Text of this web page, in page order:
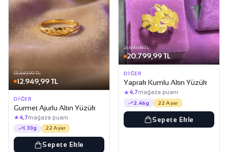
13.449,99 TL
12.949,99 TL
DIĞER
Gurmet Ajurlu Altın Yüzük
★4,7mağaza puanı
1.33g 22 Ayar
Sepete Ekle
21.599,99 TL
20.799,99 TL
DIĞER
Yaprak Kumlu Altın Yüzük
★4,7mağaza puanı
2.46g 22 Ayar
Sepete Ekle